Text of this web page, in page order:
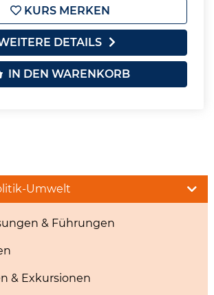
KURS MERKEN
DETAILS
IN DEN WARENKORB
Umwelt
& Führungen
& Exkursionen